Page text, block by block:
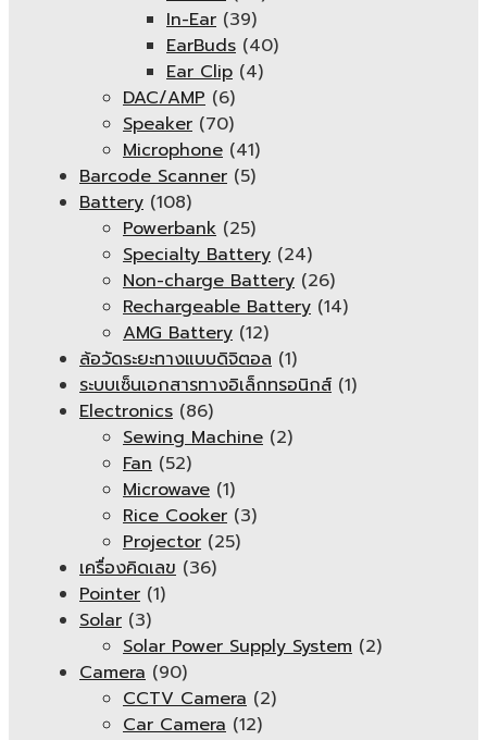
In-Ear (39)
EarBuds (40)
Ear Clip (4)
DAC/AMP (6)
Speaker (70)
Microphone (41)
Barcode Scanner (5)
Battery (108)
Powerbank (25)
Specialty Battery (24)
Non-charge Battery (26)
Rechargeable Battery (14)
AMG Battery (12)
ล้อวัดระยะทางแบบดิจิตอล (1)
ระบบเซ็นเอกสารทางอิเล็กทรอนิกส์ (1)
Electronics (86)
Sewing Machine (2)
Fan (52)
Microwave (1)
Rice Cooker (3)
Projector (25)
เครื่องคิดเลข (36)
Pointer (1)
Solar (3)
Solar Power Supply System (2)
Camera (90)
CCTV Camera (2)
Car Camera (12)